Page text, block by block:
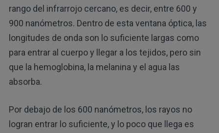
rango del infrarrojo cercano, es decir, entre 600 y
900 nanómetros. Dentro de esta ventana óptica, las
longitudes de onda son lo suficiente largas como
para entrar al cuerpo y llegar a los tejidos, pero sin
que la hemoglobina, la melanina y el agua las
absorba.
Por debajo de los 600 nanómetros, los rayos no
logran entrar lo suficiente, y lo poco que llega es